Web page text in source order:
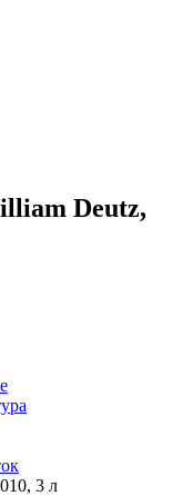
Deutz,
3 л